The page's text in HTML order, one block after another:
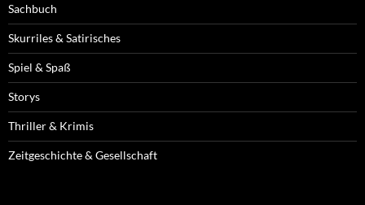
Sachbuch
Skurriles & Satirisches
Spiel & Spaß
Storys
Thriller & Krimis
Zeitgeschichte & Gesellschaft